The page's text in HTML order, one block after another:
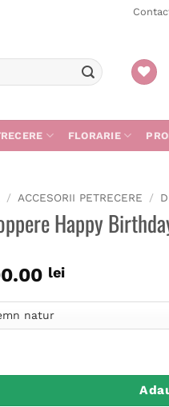
FLORARIE
/ ACCESORII PETRECERE /
Happy
lei